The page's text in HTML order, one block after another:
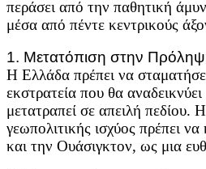
περάσει από την παθητική
μέσα από πέντε κεντρικούς
1. Μετατόπιση στην
Η Ελλάδα πρέπει να
εκστρατεία που θα
μετατραπεί σε απειλή
γεωπολιτικής ισχύος πρέπει
και την Ουάσιγκτον, ως μια